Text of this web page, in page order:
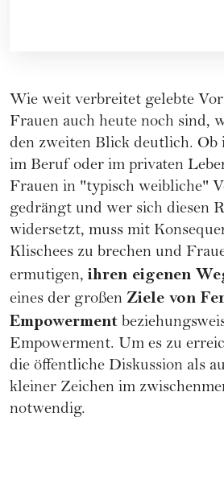
Wie weit verbreitet gelebte
Frauen auch heute noch sind,
den zweiten Blick deutlich. Ob
im Beruf oder im privaten
Frauen in "typisch weibliche"
gedrängt und wer sich diesen
widersetzt, muss mit
Klischees zu brechen und
ermutigen, ihren eigenen
eines der großen Ziele von
Empowerment
Empowerment. Um es zu
die öffentliche Diskussion als
kleiner Zeichen im
notwendig.